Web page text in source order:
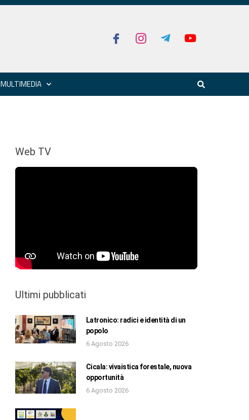
MULTIMEDIA
Web TV
Ultimi pubblicati
Latronico: radici e identità di un
popolo
6 Agosto 2026
Cicala: vivaistica forestale, nuova
opportunità
6 Agosto 2026